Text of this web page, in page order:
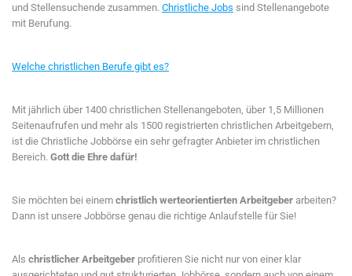
und Stellensuchende zusammen. Christliche Jobs sind Stellenangebote
mit Berufung.
Welche christlichen Berufe gibt es?
Mit jährlich über 1400 christlichen Stellenangeboten, über 1,5 Millionen
Seitenaufrufen und mehr als 1500 registrierten christlichen Arbeitgebern,
ist die Christliche Jobbörse ein sehr gefragter Anbieter im christlichen
Bereich. Gott die Ehre dafür!
Sie möchten bei einem christlich werteorientierten Arbeitgeber arbeiten?
Dann ist unsere Jobbörse genau die richtige Anlaufstelle für Sie!
Als christlicher Arbeitgeber profitieren Sie nicht nur von einer klar